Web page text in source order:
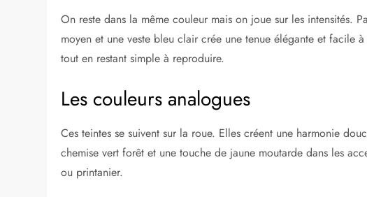
On reste dans la même couleur mais on joue sur les intensités.
moyen et une veste bleu clair crée une tenue élégante et facile
tout en restant simple à reproduire.
Les couleurs analogues
Ces teintes se suivent sur la roue. Elles créent une harmonie
chemise vert forêt et une touche de jaune moutarde dans les
ou printanier.